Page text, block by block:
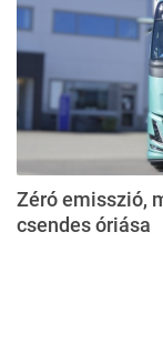
Zéró emisszió,
csendes óriása